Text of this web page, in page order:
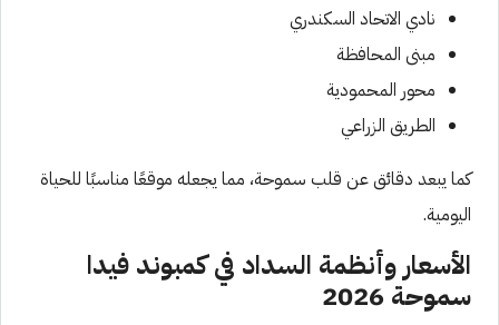
نادي الاتحاد السكندري
مبنى المحافظة
محور المحمودية
الطريق الزراعي
كما يبعد دقائق عن قلب سموحة، مما يجعله موقعًا مناسبًا للحياة
اليومية.
الأسعار وأنظمة السداد في كمبوند فيدا
سموحة 2026